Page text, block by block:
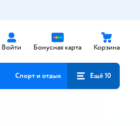
Войти Бонусная карта Корзина
Спорт и отдых Ещё 10